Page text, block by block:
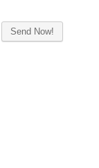
Send Now!